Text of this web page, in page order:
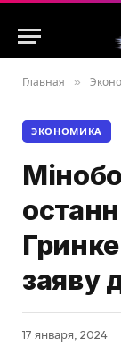
Главная »
ЭКОНОМИКА
заяву
17 января, 2024